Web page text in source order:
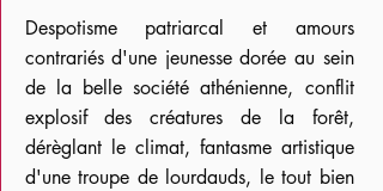
Despotisme patriarcal et amours
contrariés d'une jeunesse dorée au sein
de la belle société athénienne, conflit
explosif des créatures de la forêt,
dérèglant le climat, fantasme artistique
d'une troupe de lourdauds, le tout bien